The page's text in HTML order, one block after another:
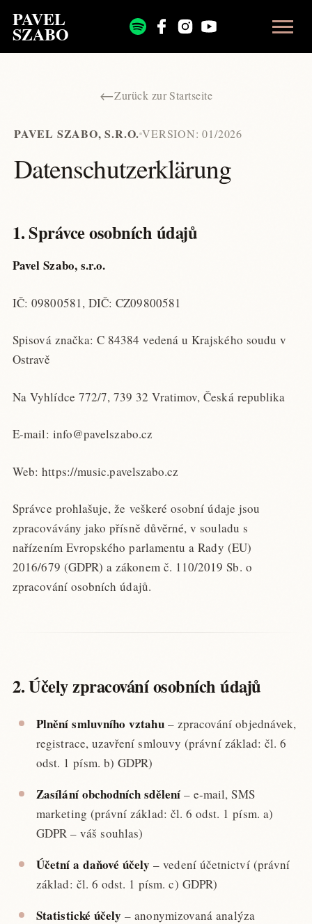
PAVEL
SZABO
←Zurück zur Startseite
PAVEL SZABO, S.R.O.VERSION: 01/2026
Datenschutzerklärung
1. Správce osobních údajů
Pavel Szabo, s.r.o.
IČ: 09800581, DIČ: CZ09800581
Spisová značka: C 84384 vedená u Krajského soudu v
Ostravě
Na Vyhlídce 772/7, 739 32 Vratimov, Česká republika
E-mail: info@pavelszabo.cz
Web: https://music.pavelszabo.cz
Správce prohlašuje, že veškeré osobní údaje jsou
zpracovávány jako přísně důvěrné, v souladu s
nařízením Evropského parlamentu a Rady (EU)
2016/679 (GDPR) a zákonem č. 110/2019 Sb. o
zpracování osobních údajů.
2. Účely zpracování osobních údajů
Plnění smluvního vztahu– zpracování objednávek,
registrace, uzavření smlouvy (právní základ: čl. 6
odst. 1 písm. b) GDPR)
Zasílání obchodních sdělení – e-mail, SMS
marketing (právní základ: čl. 6 odst. 1 písm. a)
GDPR – váš souhlas)
Účetní a daňové účely – vedení účetnictví (právní
základ: čl. 6 odst. 1 písm. c) GDPR)
Statistické účely – anonymizovaná analýza